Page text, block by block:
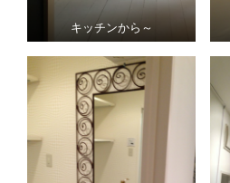
キッチンから～